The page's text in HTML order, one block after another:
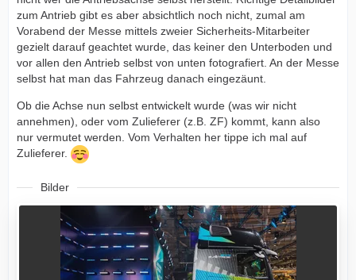
zum Antrieb gibt es aber absichtlich noch nicht, zumal am
Vorabend der Messe mittels zweier Sicherheits-Mitarbeiter
gezielt darauf geachtet wurde, das keiner den Unterboden und
vor allen den Antrieb selbst von unten fotografiert. An der Messe
selbst hat man das Fahrzeug danach eingezäunt.
Ob die Achse nun selbst entwickelt wurde (was wir nicht
annehmen), oder vom Zulieferer (z.B. ZF) kommt, kann also
nur vermutet werden. Vom Verhalten her tippe ich mal auf
Zulieferer.
Bilder